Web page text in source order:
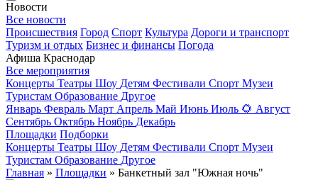
Новости
Все новости
Происшествия Город Спорт Культура Дороги и транспорт
Туризм и отдых Бизнес и финансы Погода
Афиша Краснодар
Все мероприятия
Концерты Театры Шоу Детям Фестивали Спорт Музеи
Туристам Образование Другое
Январь Февраль Март Апрель Май Июнь Июль 🌻 Август
Сентябрь Октябрь Ноябрь Декабрь
Площадки Подборки
Концерты Театры Шоу Детям Фестивали Спорт Музеи
Туристам Образование Другое
Главная » Площадки » Банкетный зал "Южная ночь"